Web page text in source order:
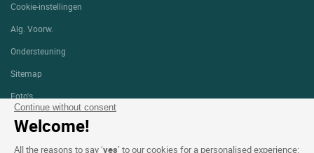
Continue without consent
Welcome!
All the reasons to say ‘yes’ to our cookies for a personalised experience:
Cookie-instellingen
Alg. Voorw.
Ondersteuning
Sitemap
Foto's
VOLG ONS